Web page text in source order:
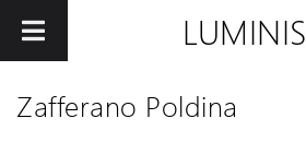
LUMINIS
Zafferano Poldina